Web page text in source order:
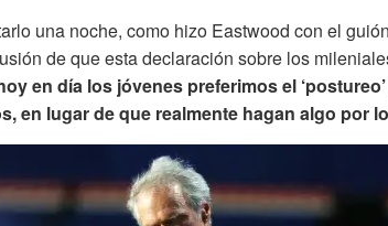
una noche, como hizo Eastwood con el
de que esta declaración sobre los
en día los jóvenes preferimos el
en lugar de que realmente hagan algo por